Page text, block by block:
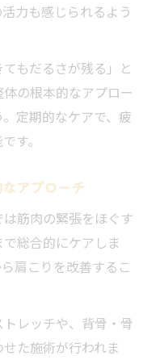
力も感じられるよう
もだるさが残る」と
の根本的なアプロー
定期的なケアで、疲
す。
アプローチ
筋肉の緊張をほぐす
総合的にケアしま
肩こりを改善するこ
レッチや、背骨・骨
た施術が行われま